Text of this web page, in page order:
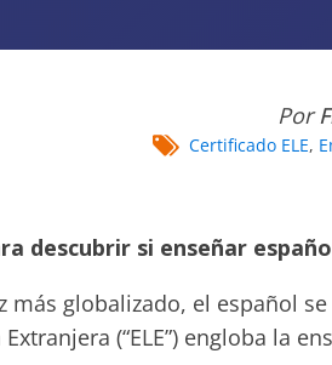
Por
Certificado ELE,
descubrir si enseñar
más globalizado, el español
(“ELE”) engloba la